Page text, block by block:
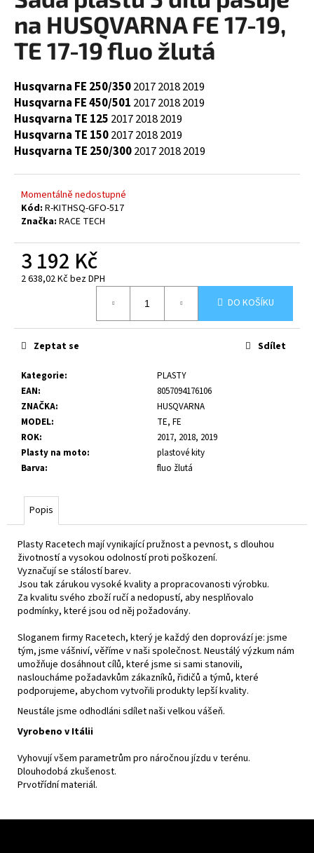
5
hvězdiček.
na HUSQVARNA FE 17-19,
TE 17-19 fluo žlutá
Husqvarna FE 250/350201720182019
Husqvarna FE 450/501 201720182019
Husqvarna TE 125 201720182019
Husqvarna TE 150201720182019
Husqvarna TE 250/300201720182019
Momentálně nedostupné
Kód: R-KITHSQ-GFO-517
Značka: RACE TECH
3 192 Kč
2 638,02 Kč bez DPH
DO KOŠÍKU
Kategorie:
PLASTY
EAN:
8057094176106
ZNAČKA:
HUSQVARNA
MODEL:
TE, FE
ROK:
2017, 2018, 2019
Plasty na moto:
plastové kity
Barva: fluo žlutá
Zeptat se Sdílet
Popis
Plasty Racetech mají vynikající pružnost a pevnost, s dlouhou
životností a vysokou odolností proti poškození.
Vyznačují se stálostí barev.
Jsou tak zárukou vysoké kvality a propracovanosti výrobku.
Za kvalitu svého zboží ručí a nedopustí, aby nesplňovalo
podmínky, které jsou od něj požadovány.
Sloganem firmy Racetech, který je každý den doprovází je: jsme
tým, jsme vášniví, věříme v naši společnost. Neustálý výzkum nám
umožňuje dosáhnout cílů, které jsme si sami stanovili,
nasloucháme požadavkům zákazníků, řidičů a týmů, které
podporujeme, abychom vytvořili produkty lepší kvality.
Neustále jsme odhodláni sdílet naši velkou vášeň.
Vyrobeno v Itálii
Vyhovují všem parametrům pro náročnou jízdu v terénu.
Dlouhodobá zkušenost.
Prvotřídní materiál.
a
j
?
D
o
o
u
m